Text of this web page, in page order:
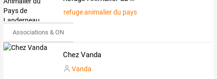
refuge animalier du pays de landerneau
Associations & ONG
Chez Vanda
Vanda